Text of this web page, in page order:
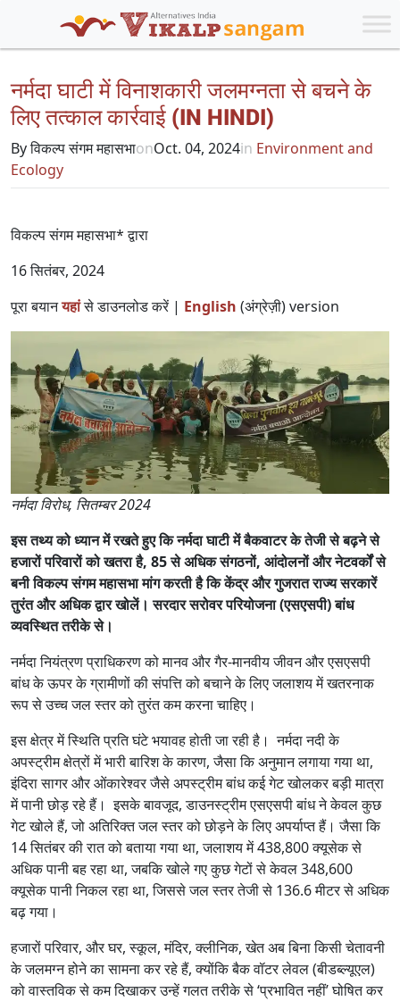
नर्मदा घाटी में विनाशकारी जलमग्नता से बचने के
लिए तत्काल कार्रवाई (IN HINDI)
By विकल्प संगम महासभाonOct. 04, 2024in Environment and
Ecology
विकल्प संगम महासभा* द्वारा
16 सितंबर, 2024
पूरा बयानयहांसे डाउनलोड करें | English (अंग्रेज़ी) version
नर्मदा विरोध, सितम्बर 2024
इस तथ्य को ध्यान में रखते हुए कि नर्मदा घाटी में बैकवाटर के तेजी से बढ़ने से
हजारों परिवारों को खतरा है, 85 से अधिक संगठनों, आंदोलनों और नेटवर्कों से
बनी विकल्प संगम महासभा मांग करती है कि केंद्र और गुजरात राज्य सरकारें
तुरंत और अधिक द्वार खोलें। सरदार सरोवर परियोजना (एसएसपी) बांध
व्यवस्थित तरीके से।
नर्मदा नियंत्रण प्राधिकरण को मानव और गैर-मानवीय जीवन और एसएसपी
बांध के ऊपर के ग्रामीणों की संपत्ति को बचाने के लिए जलाशय में खतरनाक
रूप से उच्च जल स्तर को तुरंत कम करना चाहिए।
इस क्षेत्र में स्थिति प्रति घंटे भयावह होती जा रही है। नर्मदा नदी के
अपस्ट्रीम क्षेत्रों में भारी बारिश के कारण, जैसा कि अनुमान लगाया गया था,
इंदिरा सागर और ओंकारेश्वर जैसे अपस्ट्रीम बांध कई गेट खोलकर बड़ी मात्रा
में पानी छोड़ रहे हैं। इसके बावजूद, डाउनस्ट्रीम एसएसपी बांध ने केवल कुछ
गेट खोले हैं, जो अतिरिक्त जल स्तर को छोड़ने के लिए अपर्याप्त हैं। जैसा कि
14 सितंबर की रात को बताया गया था, जलाशय में 438,800 क्यूसेक से
अधिक पानी बह रहा था, जबकि खोले गए कुछ गेटों से केवल 348,600
क्यूसेक पानी निकल रहा था, जिससे जल स्तर तेजी से 136.6 मीटर से अधिक
बढ़ गया।
हजारों परिवार, और घर, स्कूल, मंदिर, क्लीनिक, खेत अब बिना किसी चेतावनी
के जलमग्न होने का सामना कर रहे हैं, क्योंकि बैक वॉटर लेवल (बीडब्ल्यूएल)
को वास्तविक से कम दिखाकर उन्हें गलत तरीके से ‘प्रभावित नहीं’ घोषित कर